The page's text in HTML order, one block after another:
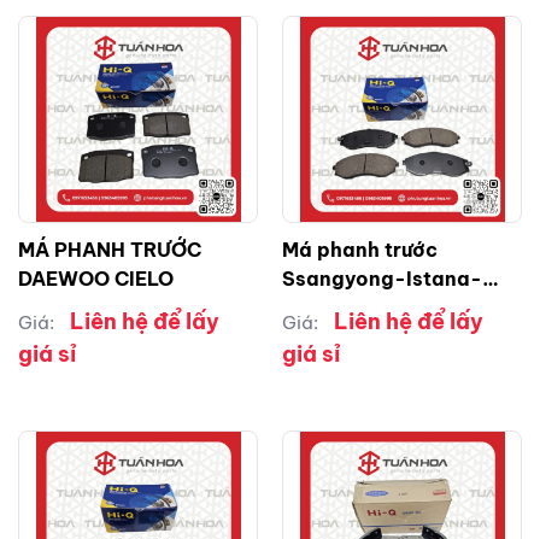
MÁ PHANH TRƯỚC
DAEWOO CIELO
Giá:
Liên hệ để lấy
giá sỉ
Má phanh trước
Ssangyong-Istana-
Mercedes
Giá:
Liên hệ để lấy
giá sỉ